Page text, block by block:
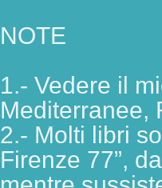
NOTE
1.- Vedere il
Mediterranee,
2.- Molti libri
Firenze 77”,